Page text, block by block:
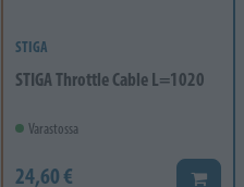
vaihtoehto
STIGA
STIGA Throttle Cable L=1020
Varastossa
24,60 € Lisää